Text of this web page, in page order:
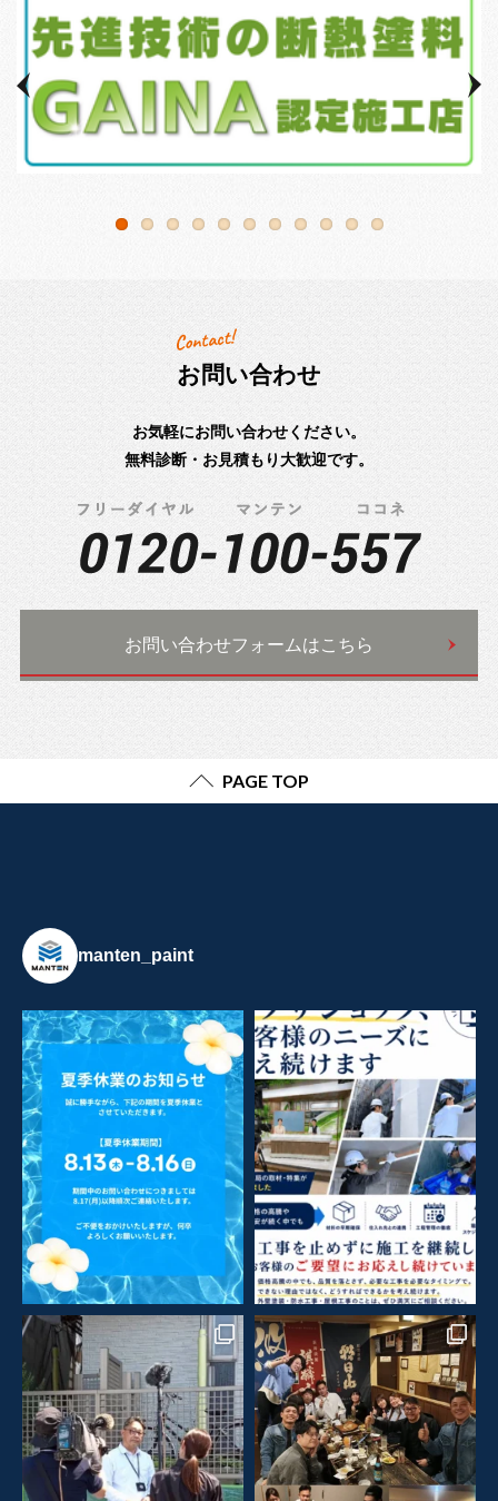
お問い合わせ
お気軽にお問い合わせください。
無料診断・お見積もり大歓迎です。
お問い合わせフォームはこちら
PAGE TOP
manten_paint